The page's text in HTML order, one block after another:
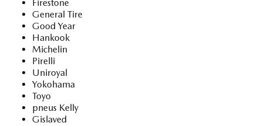
Firestone
General Tire
Good Year
Hankook
Michelin
Pirelli
Uniroyal
Yokohama
Toyo
pneus Kelly
Gislaved